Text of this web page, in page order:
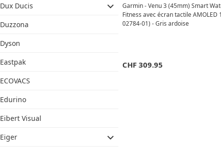
Dux Ducis
Duzzona
Dyson
Eastpak
ECOVACS
Edurino
Eibert Visual
Eiger
Garmin - Venu 3 (45mm) Smart
Fitness avec écran tactile AMOLED
02784-01) - Gris ardoise
CHF 309.95